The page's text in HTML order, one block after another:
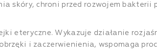
skóry, chroni przed rozwojem bakterii
eteryczne. Wykazuje działanie
i zaczerwienienia, wspomaga